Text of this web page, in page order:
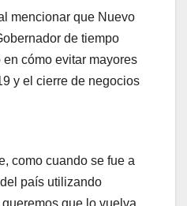
mencionar que Nuevo
de tiempo
cómo evitar mayores
y el cierre de negocios
como cuando se fue a
país utilizando
que lo vuelva